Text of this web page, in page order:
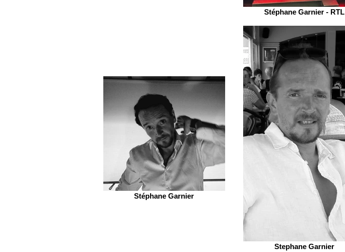
Stéphane Garnier - RTL
Stéphane Garnier
Stephane Garnier